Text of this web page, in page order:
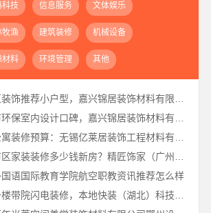
科技 信息服务 文体娱乐
牧渔 建筑装修 机械设备
材料 环境管理 其他
语国际教育学院航空职教资讯推荐怎么样